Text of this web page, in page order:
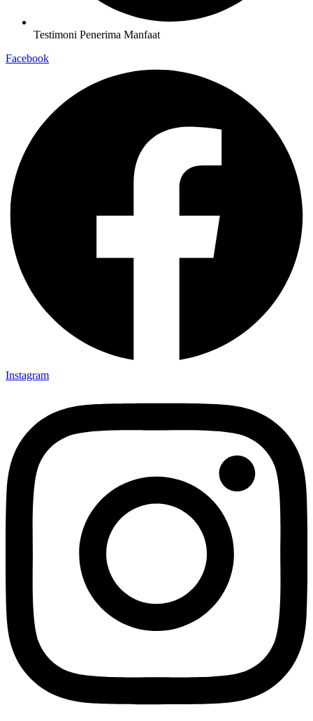
Testimoni Penerima Manfaat
Facebook
Instagram